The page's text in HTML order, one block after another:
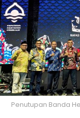
Penutupan Banda